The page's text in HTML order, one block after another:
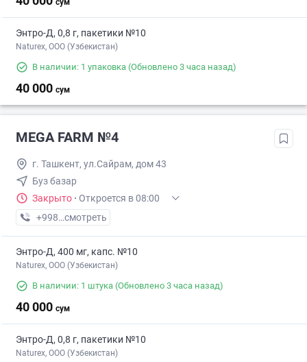
сум
Энтро-Д, 0,8 г, пакетики №10
Naturex, OOO (Узбекистан)
В наличии: 1 упаковка (Обновлено 3 часа назад)
40 000 сум
MEGA FARM №4
г. Ташкент, ул.Сайрам, дом 43
Буз базар
Закрыто · Откроется в 08:00
+998 (55) XXX-XX-XX
смотреть
Энтро-Д, 400 мг, капс. №10
Naturex, OOO (Узбекистан)
В наличии: 1 штука (Обновлено 3 часа назад)
40 000 сум
Энтро-Д, 0,8 г, пакетики №10
Naturex, OOO (Узбекистан)